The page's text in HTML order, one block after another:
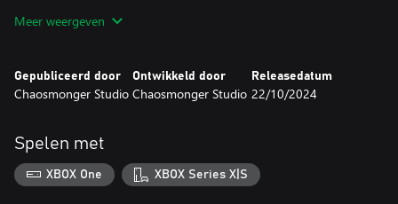
llamas embark on a bizarre journey, burrowing through the
Meer weergeven
Gepubliceerd door
Chaosmonger Studio
Ontwikkeld door
Chaosmonger Studio
Releasedatum
22/10/2024
Spelen met
XBOX One XBOX Series X|S